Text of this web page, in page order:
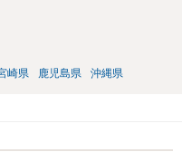
崎県 鹿児島県 沖縄県